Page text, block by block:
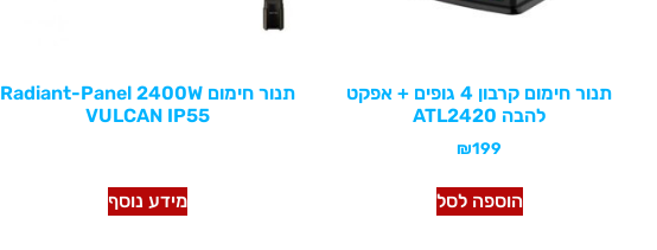
תנור חימום קרבון 4 גופים + אפקט
להבה ATL2420
₪199
הוספה לסל
תנור חימום Radiant-Panel 2400W
VULCAN IP55
מידע נוסף